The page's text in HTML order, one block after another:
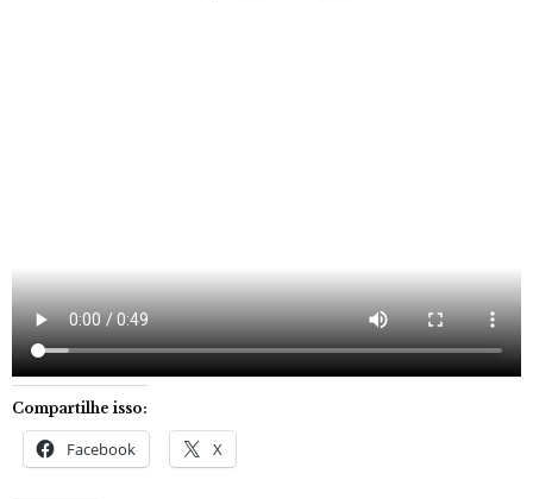
Compartilhe isso:
Facebook X